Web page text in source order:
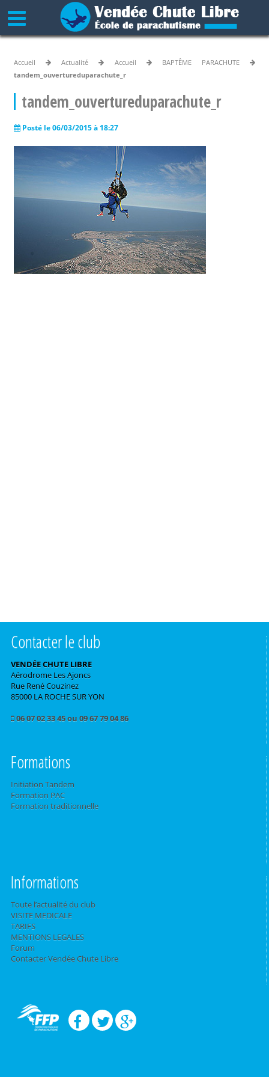
Accueil Actualité Accueil
BAPTÊME PARACHUTE
tandem_ouvertureduparachute_r
tandem_ouvertureduparachute_r
Posté le 06/03/2015 à 18:27
Contacter le club
VENDÉE CHUTE LIBRE
Aérodrome Les Ajoncs
Rue René Couzinez
85000 LA ROCHE SUR YON
06 07 02 33 45 ou 09 67 79 04 86
Formations
Initiation Tandem
Formation PAC
Formation traditionnelle
Informations
Toute l’actualité du club
VISITE MEDICALE
TARIFS
MENTIONS LEGALES
Forum
Contacter Vendée Chute Libre